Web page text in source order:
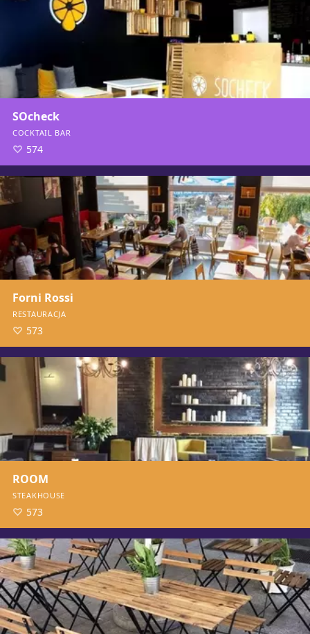
SOcheck
COCKTAIL BAR
574
Forni Rossi
RESTAURACJA
573
ROOM
STEAKHOUSE
573